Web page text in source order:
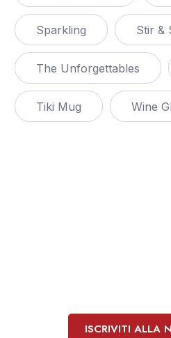
Sparkling Stir &
The Unforgettables
Tiki Mug Wine
ISCRIVITI ALLA